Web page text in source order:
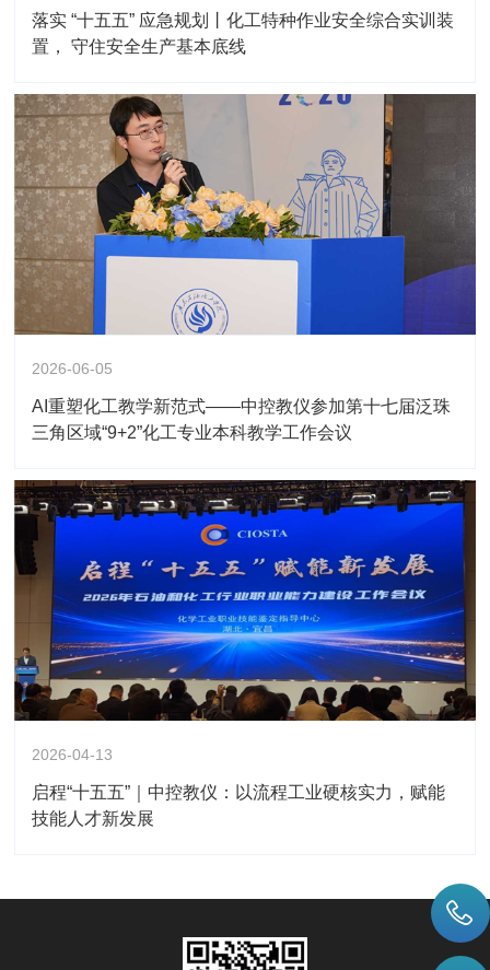
落实 “十五五” 应急规划丨化工特种作业安全综合实训装
置， 守住安全生产基本底线
2026-06-05
AI重塑化工教学新范式——中控教仪参加第十七届泛珠
三角区域“9+2”化工专业本科教学工作会议
2026-04-13
启程“十五五”｜中控教仪：以流程工业硬核实力，赋能
技能人才新发展